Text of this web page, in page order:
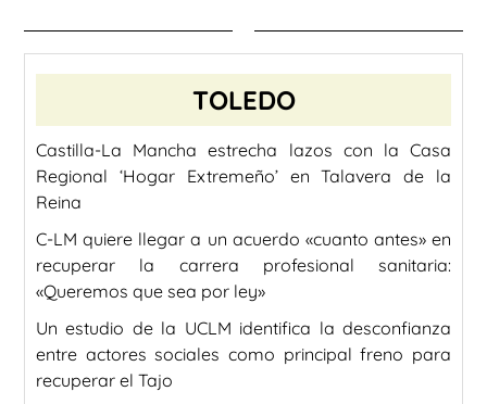
TOLEDO
Castilla-La Mancha estrecha lazos con la Casa
Regional ‘Hogar Extremeño’ en Talavera de la
Reina
C-LM quiere llegar a un acuerdo «cuanto antes» en
recuperar la carrera profesional sanitaria:
«Queremos que sea por ley»
Un estudio de la UCLM identifica la desconfianza
entre actores sociales como principal freno para
recuperar el Tajo